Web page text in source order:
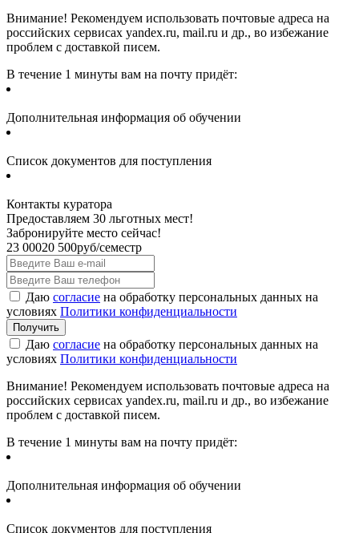
Внимание! Рекомендуем использовать почтовые адреса на
российских сервисах yandex.ru, mail.ru и др., во избежание
проблем с доставкой писем.
В течение 1 минуты вам на почту придёт:
Дополнительная информация об обучении
Список документов для поступления
Контакты куратора
Предоставляем 30 льготных мест!
Забронируйте место сейчас!
23 00020 500руб/семестр
Даю согласие на обработку персональных данных на
условиях Политики конфиденциальности
Даю согласие на обработку персональных данных на
условиях Политики конфиденциальности
Внимание! Рекомендуем использовать почтовые адреса на
российских сервисах yandex.ru, mail.ru и др., во избежание
проблем с доставкой писем.
В течение 1 минуты вам на почту придёт:
Дополнительная информация об обучении
Список документов для поступления